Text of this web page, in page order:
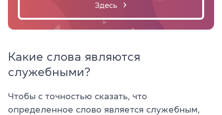
Здесь
Какие слова являются
служебными?
Чтобы с точностью сказать, что
определенное слово является служебным,